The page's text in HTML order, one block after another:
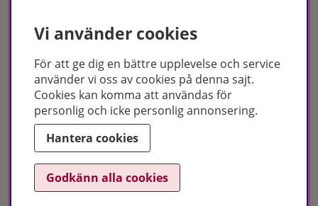
Hudoteket erbjuder ett noga utvalt sortiment inom hudvård, hårvård och
makeup – både online och i butik. Med över 50 års erfarenhet och
utbildade hudterapeuter hjälper vi dig att hitta rätt produkter och
behandlingar för just dina behov. Handla enkelt på hudoteket.se eller
besök oss i Jönköping och Malmö.
Copyright © Hudoteket 2025
Vi använder cookies
För att ge dig en bättre upplevelse och service
använder vi oss av cookies på denna sajt.
Cookies kan komma att användas för
personlig och icke personlig annonsering.
Hantera cookies
Godkänn alla cookies